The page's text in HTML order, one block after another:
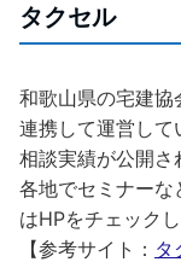
タクセル
和歌山県の宅建
連携して運営し
相談実績が公開さ
各地でセミナーな
はHPをチェック
【参考サイト： タ